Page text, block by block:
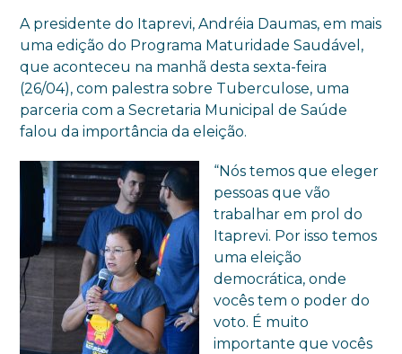
A presidente do Itaprevi, Andréia Daumas, em mais
uma edição do Programa Maturidade Saudável,
que aconteceu na manhã desta sexta-feira
(26/04), com palestra sobre Tuberculose, uma
parceria com a Secretaria Municipal de Saúde
falou da importância da eleição.
“Nós temos que eleger
pessoas que vão
trabalhar em prol do
Itaprevi. Por isso temos
uma eleição
democrática, onde
vocês tem o poder do
voto. É muito
importante que vocês